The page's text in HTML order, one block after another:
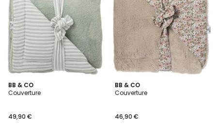
BB & CO
Couverture
49,90 €
2
Couleurs
BB & CO
Couverture
46,90 €